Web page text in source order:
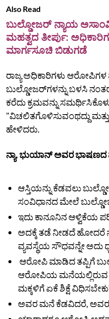
Also Read
ಬುಲ್ಡೋಜರ್ ನ್ಯಾಯ
ಮಹತ್ವದ ತೀರ್ಪು:
ಮಾರ್ಗಸೂಚಿ ಬಿಡುಗಡೆ
ರಾಜ್ಯ ಅಧಿಕಾರಿಗಳು ಆರೋಪಿಗಳ
ಬುಲ್ಡೋಜರ್‌ಗಳನ್ನು ಬಳಸಿ
ಕರೆದು ಕ್ರಮವನ್ನು
"ವಿಚಲಿತಗೊಳಿಸುವಂಥದ್ದು
ಹೇಳಿದರು.
ನ್ಯಾ. ಭುಯಾನ್‌ ಅವರ ಭಾಷಣದ
ಆಸ್ತಿಯನ್ನು ಕೆಡವಲು
ಸಂವಿಧಾನದ ಮೇಲೆ
ಇದು ಕಾನೂನಿನ ಆಳ್ವಿಕೆಯ
ಅದಕ್ಕೆ ತಡೆ ನೀಡದೆ ಹೋದರೆ
ವ್ಯವಸ್ಥೆಯ ಸೌಧವನ್ನೇ ಅದು
ಆರೋಪಿ ಮಾಡಿದ ತಪ್ಪಿಗೆ
ಆರೋಪಿಯ ಮನೆಯಲ್ಲಿರುವ
ಮಕ್ಕಳಿಗೆ ಏಕೆ ಶಿಕ್ಷೆ
ಅವರ ಮನೆ ಕೆಡವಿದರೆ,